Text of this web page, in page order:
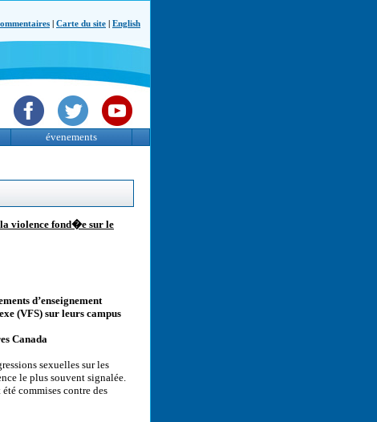
Carte du site English
évenements
violence fond�e sur le
d’enseignement
(VFS) sur leurs campus
Canada
sexuelles sur les
le plus souvent signalée.
commises contre des